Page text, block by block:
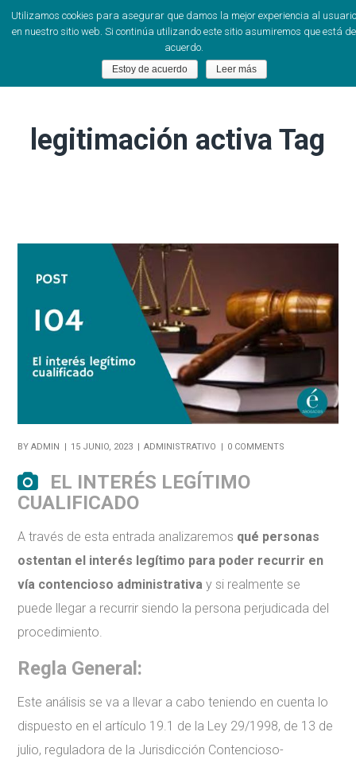
legitimación activa Tag
BYADMIN 15 JUNIO, 2023 ADMINISTRATIVO 0 COMMENTS
EL INTERÉS LEGÍTIMO
CUALIFICADO
A través de esta entrada analizaremos qué personas
ostentan el interés legítimo para poder recurrir en
vía contencioso administrativa y si realmente se
puede llegar a recurrir siendo la persona perjudicada del
procedimiento.
Regla General:
Este análisis se va a llevar a cabo teniendo en cuenta lo
dispuesto en el artículo 19.1 de la Ley 29/1998, de 13 de
julio, reguladora de la Jurisdicción Contencioso-
Utilizamos cookies para asegurar que damos la mejor experiencia al usuario
en nuestro sitio web. Si continúa utilizando este sitio asumiremos que está de
acuerdo.
Estoy de acuerdo Leer más